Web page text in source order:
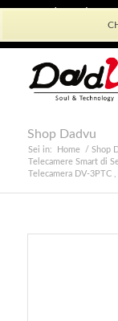
Shop Dadvu
Sei in: Home / Shop
Telecamere Smart di
Telecamera DV-3PTC